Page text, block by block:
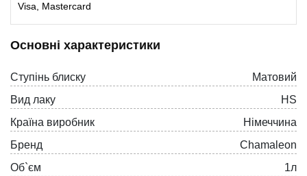
Visa, Mastercard
Основні характеристики
Ступінь блиску
Матовий
Вид лаку
HS
Країна виробник
Німеччина
Бренд
Chamaleon
Об`єм
1л